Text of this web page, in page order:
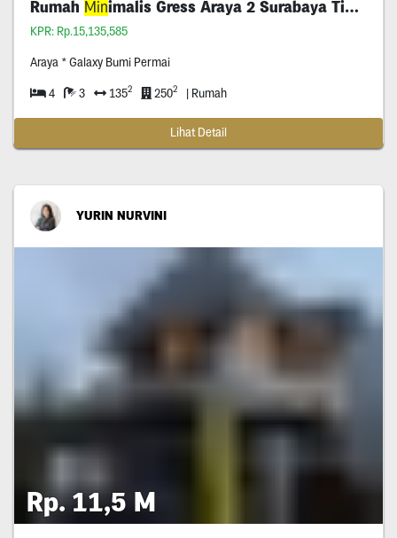
Rumah Minimalis Gress Araya 2 Surabaya Timur
KPR: Rp.15,135,585
Araya * Galaxy Bumi Permai
4 3 1352 2502 | Rumah
Lihat Detail
YURIN NURVINI
Rp. 11,5 M